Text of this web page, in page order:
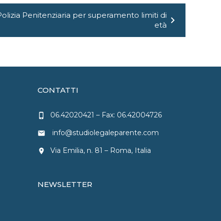
Penitenziaria per superamento limiti di
età chevron_right
CONTATTI
phone_iphone 06.42020421 – Fax: 06.42004726
email info@studiolegaleparente.com
location_on Via Emilia, n. 81 – Roma, Italia
NEWSLETTER